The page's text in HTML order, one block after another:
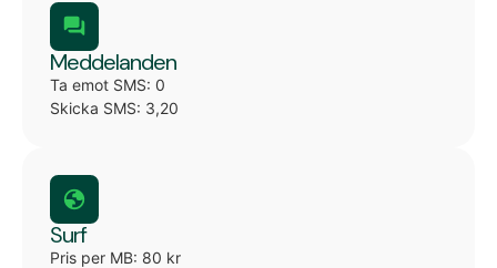
Meddelanden
Ta emot SMS: 0
Skicka SMS: 3,20
Surf
Pris per MB: 80 kr